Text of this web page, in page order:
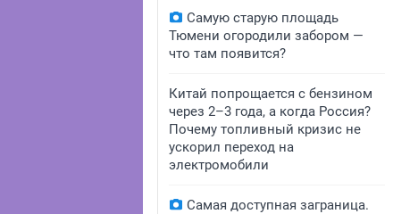
Самую старую площадь
Тюмени огородили забором —
что там появится?
Китай попрощается с бензином
через 2–3 года, а когда Россия?
Почему топливный кризис не
ускорил переход на
электромобили
Самая доступная заграница.